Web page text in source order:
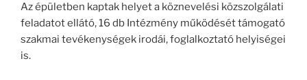
Az épületben kaptak helyet a köznevelési közszolgálati
feladatot ellátó, 16 db Intézmény működését támogató
szakmai tevékenységek irodái, foglalkoztató helyiségei
is.